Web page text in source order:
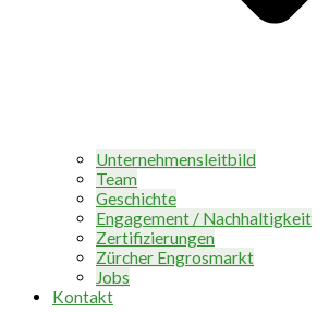
Unternehmensleitbild
Team
Geschichte
Engagement / Nachhaltigkeit
Zertifizierungen
Zürcher Engrosmarkt
Jobs
Kontakt